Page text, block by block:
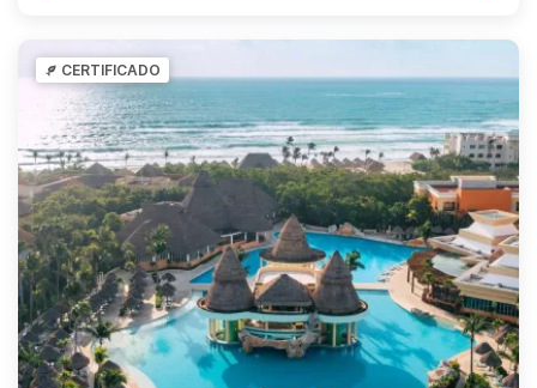
CERTIFICADO